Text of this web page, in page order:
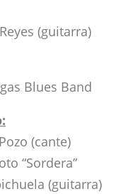
(guitarra)
Blues Band
(cante)
“Sordera”
(guitarra)